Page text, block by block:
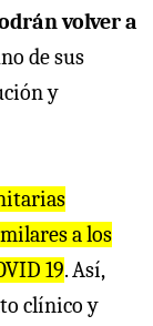
volver a
de sus
y
a los
19. Así,
clínico y